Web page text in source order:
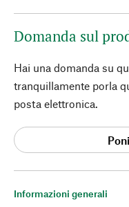
Informazioni generali
Domanda sul
Hai una domanda su
tranquillamente porla
posta elettronica.